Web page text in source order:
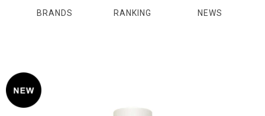
BRANDS RANKING NEWS